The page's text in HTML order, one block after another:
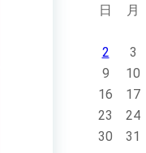
日
月
2
3
9
10
16
17
23
24
30
31